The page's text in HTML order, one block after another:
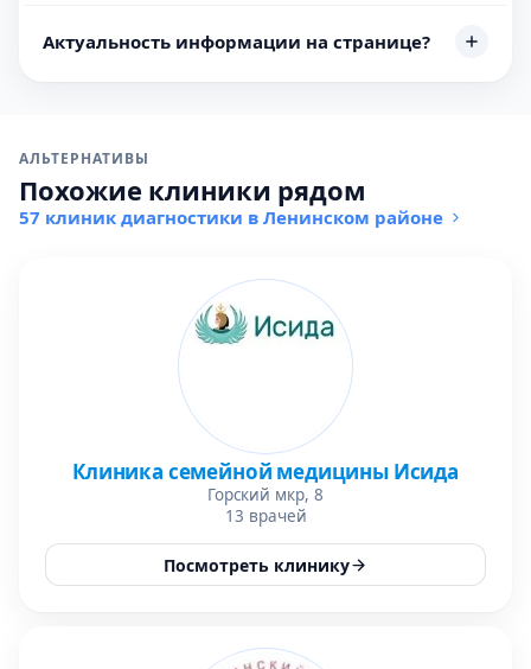
Актуальность информации на странице?
АЛЬТЕРНАТИВЫ
Похожие клиники рядом
57 клиник диагностики в Ленинском районе
Клиника семейной медицины Исида
Горский мкр, 8
13 врачей
Посмотреть клинику